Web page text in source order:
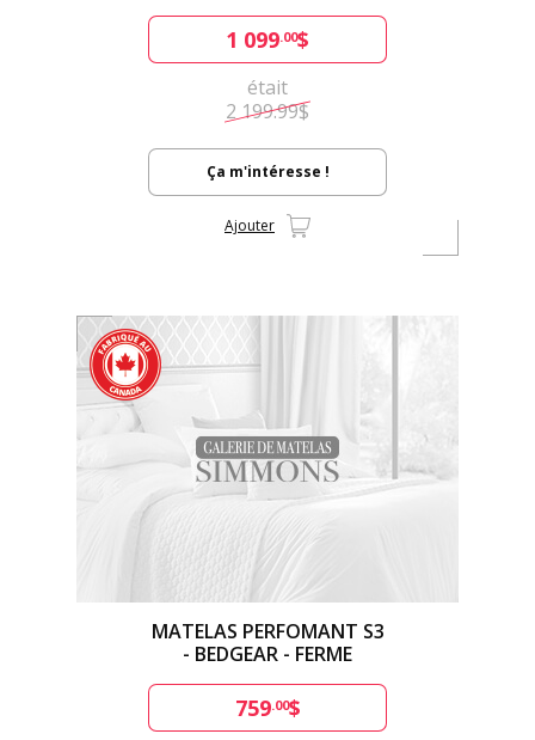
1 099.00$
était
2 199.99$
Ça m'intéresse !
Ajouter
MATELAS PERFOMANT S3
- BEDGEAR - FERME
759.00$